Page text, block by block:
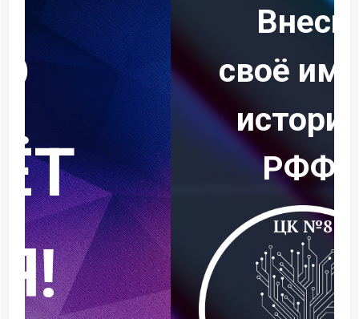
Внеси
своё имя в
историю
РФФ!